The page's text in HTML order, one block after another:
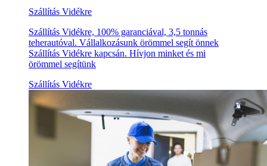
Szállítás Vidékre
Szállítás Vidékre, 100% garanciával, 3,5 tonnás
teherautóval. Vállalkozásunk örömmel segít önnek
Szállítás Vidékre kapcsán. Hívjon minket és mi
örömmel segítünk
Szállítás Vidékre